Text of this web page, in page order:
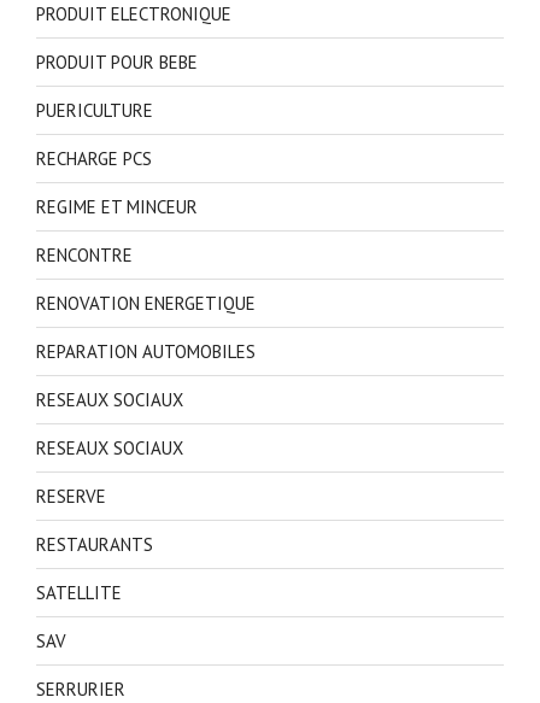
PRODUIT ELECTRONIQUE
PRODUIT POUR BEBE
PUERICULTURE
RECHARGE PCS
REGIME ET MINCEUR
RENCONTRE
RENOVATION ENERGETIQUE
REPARATION AUTOMOBILES
RESEAUX SOCIAUX
RESEAUX SOCIAUX
RESERVE
RESTAURANTS
SATELLITE
SAV
SERRURIER